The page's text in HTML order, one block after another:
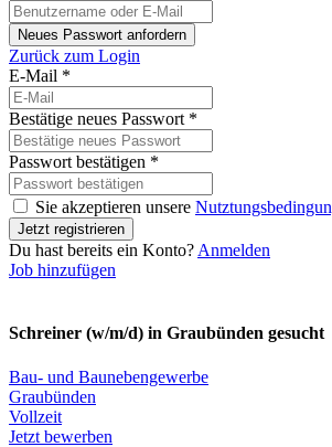
Zurück zum Login
E-Mail *
Bestätige neues Passwort *
Passwort bestätigen *
Sie akzeptieren unsere
Du hast bereits ein Konto? Anmelden
Job hinzufügen
Schreiner (w/m/d) in Graubünden gesucht
Bau- und Baunebengewerbe
Graubünden
Vollzeit
Jetzt bewerben